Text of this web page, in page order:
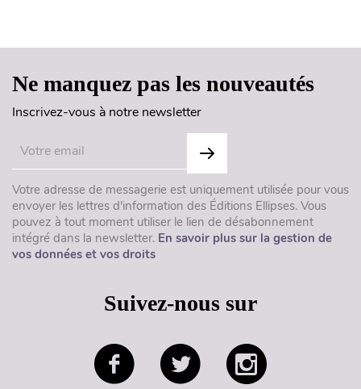
Ne manquez pas les nouveautés
Inscrivez-vous à notre newsletter
Votre adresse de messagerie est uniquement utilisée pour vous
envoyer les lettres d'information des Éditions Ellipses. Vous
pouvez à tout moment utiliser le lien de désabonnement
intégré dans la newsletter. En savoir plus sur la gestion de
vos données et vos droits
Suivez-nous sur